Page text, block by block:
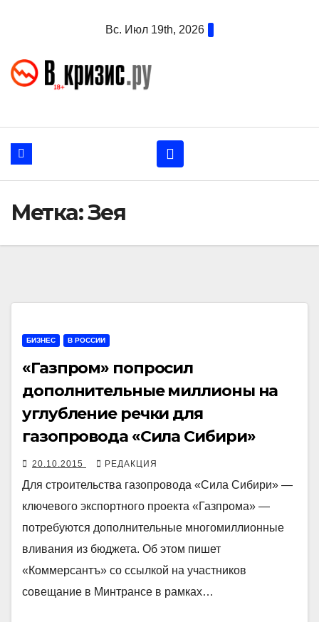
Вс. Июл 19th, 2026
Метка:Зея
БИЗНЕС В РОССИИ
«Газпром» попросил
дополнительные миллионы на
углубление речки для
газопровода «Сила Сибири»
20.10.2015 РЕДАКЦИЯ
Для строительства газопровода «Сила Сибири» —
ключевого экспортного проекта «Газпрома» —
потребуются дополнительные многомиллионные
вливания из бюджета. Об этом пишет
«Коммерсантъ» со ссылкой на участников
совещание в Минтрансе в рамках…